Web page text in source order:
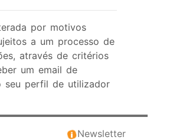
por motivos
a um processo de
através de critérios
um email de
seu perfil de utilizador
Newsletter